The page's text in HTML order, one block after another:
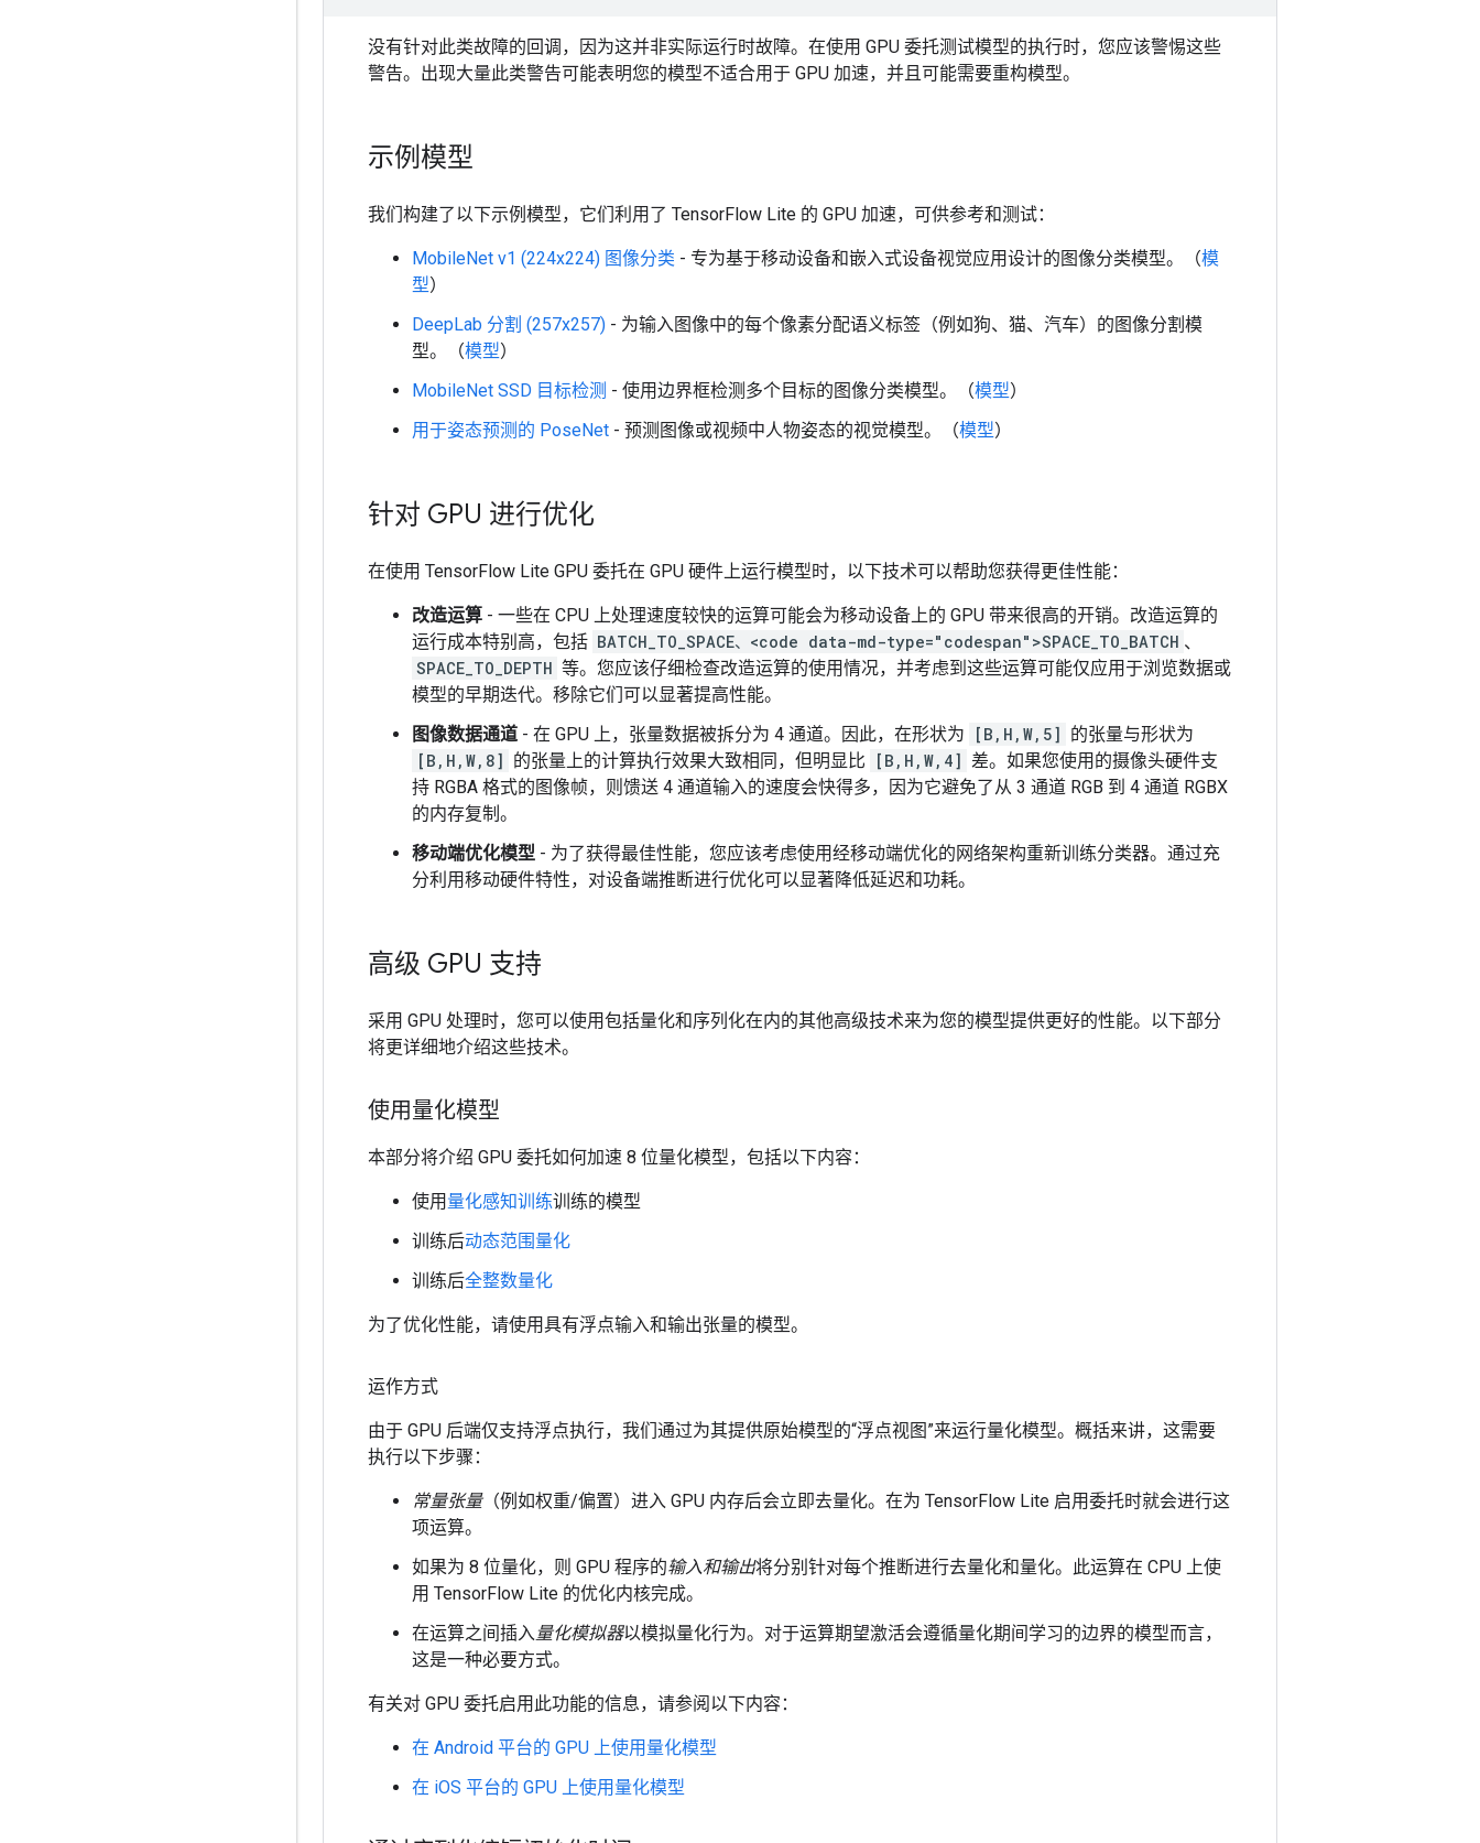
没有针对此类故障的回调，因为这并非实际运行时故障。在使用 GPU 委托测试模型的执行时，您应该警惕这些
警告。出现大量此类警告可能表明您的模型不适合用于 GPU 加速，并且可能需要重构模型。
示例模型
我们构建了以下示例模型，它们利用了 TensorFlow Lite 的 GPU 加速，可供参考和测试：
MobileNet v1 (224x224) 图像分类 - 专为基于移动设备和嵌入式设备视觉应用设计的图像分类模型。（模
型）
DeepLab 分割 (257x257) - 为输入图像中的每个像素分配语义标签（例如狗、猫、汽车）的图像分割模
型。（模型）
MobileNet SSD 目标检测 - 使用边界框检测多个目标的图像分类模型。（模型）
用于姿态预测的 PoseNet - 预测图像或视频中人物姿态的视觉模型。（模型）
针对 GPU 进行优化
在使用 TensorFlow Lite GPU 委托在 GPU 硬件上运行模型时，以下技术可以帮助您获得更佳性能：
改造运算 - 一些在 CPU 上处理速度较快的运算可能会为移动设备上的 GPU 带来很高的开销。改造运算的
运行成本特别高，包括 BATCH_TO_SPACE、<code data-md-type="codespan">SPACE_TO_BATCH 、
SPACE_TO_DEPTH 等。您应该仔细检查改造运算的使用情况，并考虑到这些运算可能仅应用于浏览数据或
模型的早期迭代。移除它们可以显著提高性能。
图像数据通道 - 在 GPU 上，张量数据被拆分为 4 通道。因此，在形状为 [B,H,W,5] 的张量与形状为
[B,H,W,8] 的张量上的计算执行效果大致相同，但明显比 [B,H,W,4] 差。如果您使用的摄像头硬件支
持 RGBA 格式的图像帧，则馈送 4 通道输入的速度会快得多，因为它避免了从 3 通道 RGB 到 4 通道 RGBX
的内存复制。
移动端优化模型 - 为了获得最佳性能，您应该考虑使用经移动端优化的网络架构重新训练分类器。通过充
分利用移动硬件特性，对设备端推断进行优化可以显著降低延迟和功耗。
高级 GPU 支持
采用 GPU 处理时，您可以使用包括量化和序列化在内的其他高级技术来为您的模型提供更好的性能。以下部分
将更详细地介绍这些技术。
使用量化模型
本部分将介绍 GPU 委托如何加速 8 位量化模型，包括以下内容：
使用 量化感知训练训练的模型
训练后动态范围量化
训练后全整数量化
为了优化性能，请使用具有浮点输入和输出张量的模型。
运作方式
由于 GPU 后端仅支持浮点执行，我们通过为其提供原始模型的“浮点视图”来运行量化模型。概括来讲，这需要
执行以下步骤：
常量张量（例如权重/偏置）进入 GPU 内存后会立即去量化。在为 TensorFlow Lite 启用委托时就会进行这
项运算。
如果为 8 位量化，则 GPU 程序的输入和输出将分别针对每个推断进行去量化和量化。此运算在 CPU 上使
用 TensorFlow Lite 的优化内核完成。
在运算之间插入量化模拟器以模拟量化行为。对于运算期望激活会遵循量化期间学习的边界的模型而言，
这是一种必要方式。
有关对 GPU 委托启用此功能的信息，请参阅以下内容：
在 Android 平台的 GPU 上使用量化模型
在 iOS 平台的 GPU 上使用量化模型